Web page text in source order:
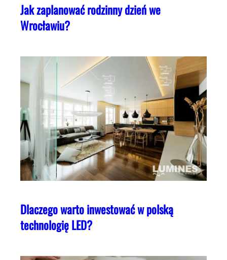
Jak zaplanować rodzinny dzień we
Wrocławiu?
Dlaczego warto inwestować w polską
technologię LED?